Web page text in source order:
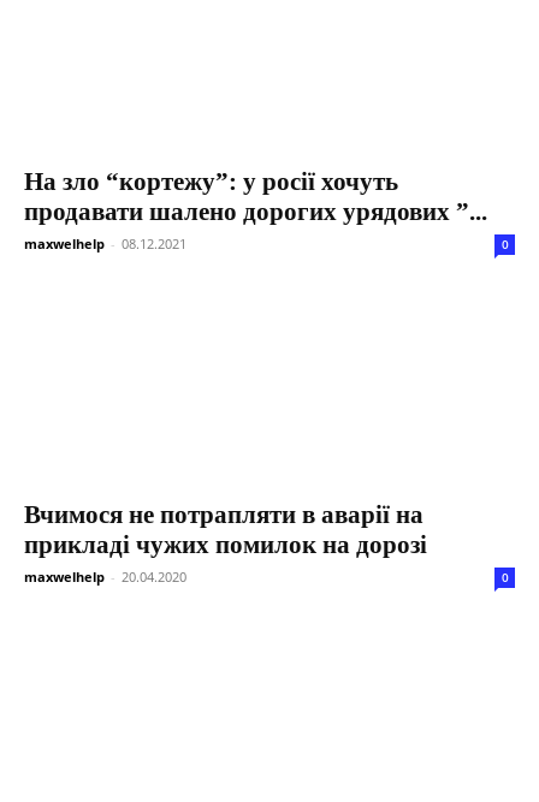
На зло “кортежу”: у росії хочуть
продавати шалено дорогих урядових ”...
maxwelhelp - 08.12.2021 0
Вчимося не потрапляти в аварії на
прикладі чужих помилок на дорозі
maxwelhelp - 20.04.2020 0